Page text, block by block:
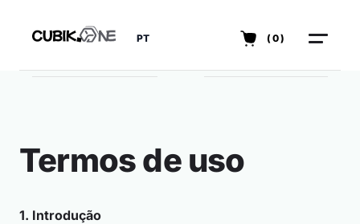
PT (0)
Termos de uso
1. Introdução